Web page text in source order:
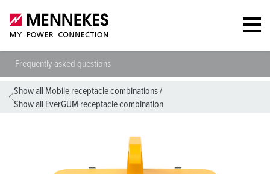
Frequently asked questions
Show all Mobile receptacle combinations/
Show all EverGUM receptacle combination